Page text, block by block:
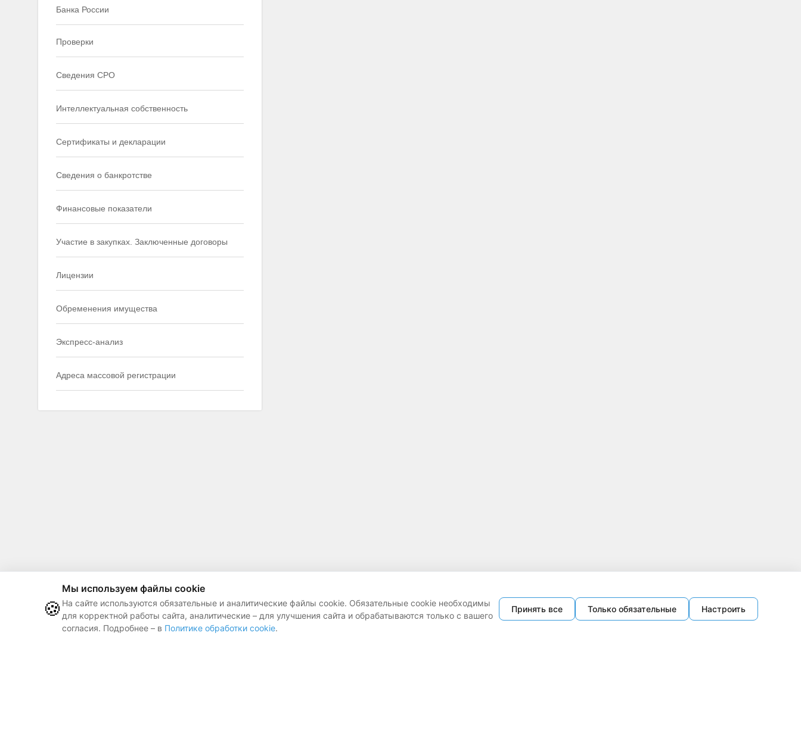
Банка России
Проверки
Сведения СРО
Интеллектуальная собственность
Сертификаты и декларации
Сведения о банкротстве
Финансовые показатели
Участие в закупках. Заключенные договоры
Лицензии
Обременения имущества
Экспресс-анализ
Адреса массовой регистрации
Контакты
Публичная оферта
Политика обработки cookie
mail@legat.by
Методы оплаты
🍪
Мы используем файлы cookie
На сайте используются обязательные и аналитические файлы cookie. Обязательные cookie необходимы
для корректной работы сайта, аналитические – для улучшения сайта и обрабатываются только с вашего
согласия. Подробнее – в Политике обработки cookie.
Принять все Только обязательные Настроить